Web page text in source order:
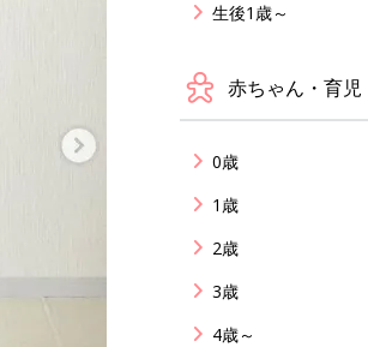
生後1歳～
赤ちゃん・育児
0歳
1歳
2歳
3歳
4歳～